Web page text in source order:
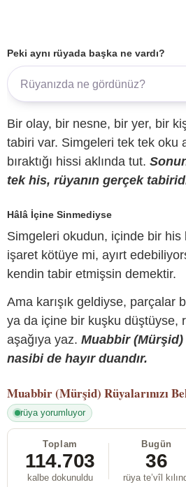
Peki aynı rüyada başka ne vardı?
Bir olay, bir nesne, bir yer, bir
tabiri var. Simgeleri tek tek oku
bıraktığı hissi aklında tut.
tek his, rüyanın gerçek
Hâlâ İçine Sinmediyse
Simgeleri okudun, içinde bir his
işaret kötüye mi, ayırt
kendin tabir etmişsin demektir.
Ama karışık geldiyse, parçalar
ya da içine bir kuşku düştüyse,
aşağıya yaz. Muabbir
nasibi de hayır duandır.
Muabbir (Mürşid) Rüyalarınızı
rüya yorumluyor
Toplam
114.703
kalbe dokunuldu
Bugün
36
rüya te’vîl